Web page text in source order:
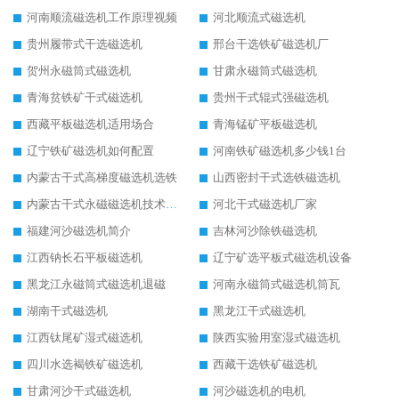
河南顺流磁选机工作原理视频
河北顺流式磁选机
贵州履带式干选磁选机
邢台干选铁矿磁选机厂
贺州永磁筒式磁选机
甘肃永磁筒式磁选机
青海贫铁矿干式磁选机
贵州干式辊式强磁选机
西藏平板磁选机适用场合
青海锰矿平板磁选机
辽宁铁矿磁选机如何配置
河南铁矿磁选机多少钱1台
内蒙古干式高梯度磁选机选铁
山西密封干式选铁磁选机
内蒙古干式永磁磁选机技术要求
河北干式磁选机厂家
福建河沙磁选机简介
吉林河沙除铁磁选机
江西钠长石平板磁选机
辽宁矿选平板式磁选机设备
黑龙江永磁筒式磁选机退磁
河南永磁筒式磁选机筒瓦
湖南干式磁选机
黑龙江干式磁选机
江西钛尾矿湿式磁选机
陕西实验用室湿式磁选机
四川水选褐铁矿磁选机
西藏干选铁矿磁选机
甘肃河沙干式磁选机
河沙磁选机的电机